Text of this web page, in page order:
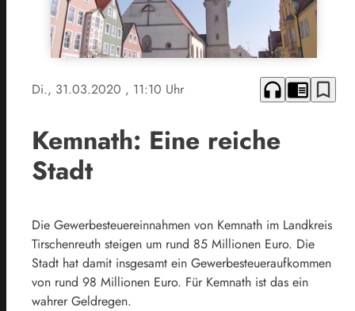
Di., 31.03.2020 , 11:10 Uhr headphones chrome_reader_mode bookmark_border
Kemnath: Eine reiche
Stadt
Die Gewerbesteuereinnahmen von Kemnath im Landkreis
Tirschenreuth steigen um rund 85 Millionen Euro. Die
Stadt hat damit insgesamt ein Gewerbesteueraufkommen
von rund 98 Millionen Euro. Für Kemnath ist das ein
wahrer Geldregen.